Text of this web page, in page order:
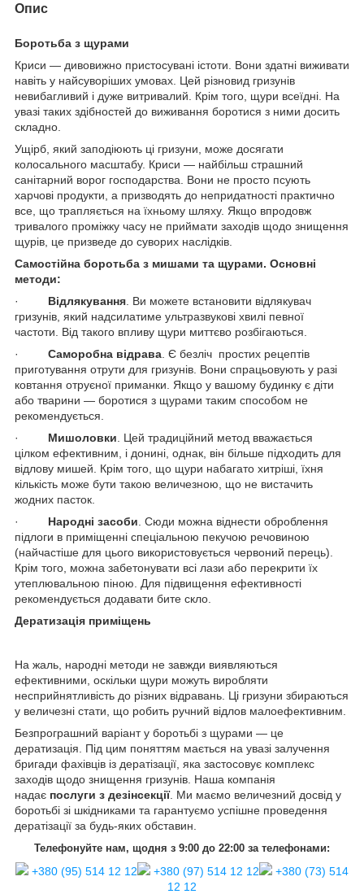
Опис
Боротьба з щурами
Криси — дивовижно пристосувані істоти. Вони здатні виживати
навіть у найсуворіших умовах. Цей різновид гризунів
невибагливий і дуже витривалий. Крім того, щури всеїдні. На
увазі таких здібностей до виживання боротися з ними досить
складно.
Ущірб, який заподіюють ці гризуни, може досягати
колосального масштабу. Криси — найбільш страшний
санітарний ворог господарства. Вони не просто псують
харчові продукти, а призводять до непридатності практично
все, що трапляється на їхньому шляху. Якщо впродовж
тривалого проміжку часу не приймати заходів щодо знищення
щурів, це призведе до суворих наслідків.
Самостійна боротьба з мишами та щурами. Основні
методи:
· Відлякування . Ви можете встановити відлякувач
гризунів, який надсилатиме ультразвукові хвилі певної
частоти. Від такого впливу щури миттєво розбігаються.
· Саморобна відрава . Є безліч простих рецептів
приготування отрути для гризунів. Вони спрацьовують у разі
ковтання отруєної приманки. Якщо у вашому будинку є діти
або тварини — боротися з щурами таким способом не
рекомендується.
· Мишоловки . Цей традиційний метод вважається
цілком ефективним, і донині, однак, він більше підходить для
відлову мишей. Крім того, що щури набагато хитріші, їхня
кількість може бути такою величезною, що не вистачить
жодних пасток.
· Народні засоби . Сюди можна віднести оброблення
підлоги в приміщенні спеціальною пекучою речовиною
(найчастіше для цього використовується червоний перець).
Крім того, можна забетонувати всі лази або перекрити їх
утеплювальною піною. Для підвищення ефективності
рекомендується додавати бите скло.
Дератизація приміщень
На жаль, народні методи не завжди виявляються
ефективними, оскільки щури можуть виробляти
несприйнятливість до різних відравань. Ці гризуни збираються
у величезні стати, що робить ручний відлов малоефективним.
Безпрограшний варіант у боротьбі з щурами — це
дератизація. Під цим поняттям мається на увазі залучення
бригади фахівців із дератізації, яка застосовує комплекс
заходів щодо знищення гризунів. Наша компанія
надає послуги з дезінсекції. Ми маємо величезний досвід у
боротьбі зі шкідниками та гарантуємо успішне проведення
дератізації за будь-яких обставин.
Телефонуйте нам, щодня з 9:00 до 22:00 за телефонами:
+380 (95) 514 12 12 +380 (97) 514 12 12
+380 (73) 514
12 12